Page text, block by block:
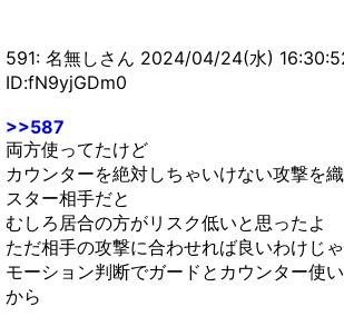
591: 名無しさん 2024/04/24(水)
ID:fN9yjGDm0
>>587
両方使ってたけど
カウンターを絶対しちゃいけない攻撃を
スター相手だと
むしろ居合の方がリスク低いと思ったよ
ただ相手の攻撃に合わせれば良いわけじゃ
モーション判断でガードとカウンター使
から